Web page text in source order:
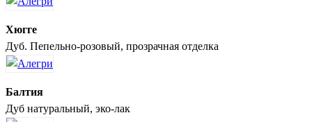
Хюгге
Дуб. Пепельно-розовый, прозрачная отделка
Балтия
Дуб натуральный, эко-лак